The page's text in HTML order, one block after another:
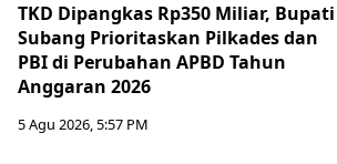
TKD Dipangkas Rp350 Miliar, Bupati
Subang Prioritaskan Pilkades dan
PBI di Perubahan APBD Tahun
Anggaran 2026
5 Agu 2026, 5:57 PM